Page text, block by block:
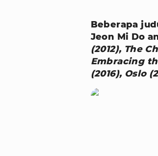
Beberapa
Jeon Mi Do
(2012), The
Embracing
(2016), Oslo